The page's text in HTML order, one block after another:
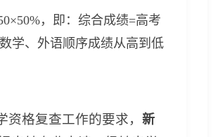
，即：综合成绩=高考
学、外语顺序成绩从高到低
格复查工作的要求， 新